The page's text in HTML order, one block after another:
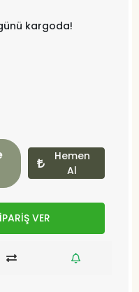
kargoda!
Hemen
Al
VER